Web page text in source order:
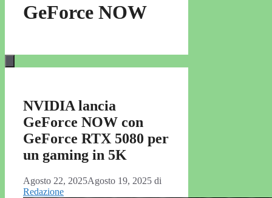
GeForce NOW
NVIDIA lancia
GeForce NOW con
GeForce RTX 5080 per
un gaming in 5K
Agosto 22, 2025Agosto 19, 2025 di
Redazione